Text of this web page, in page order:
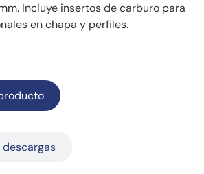
Incluye insertos de carburo para
en chapa y perfiles.